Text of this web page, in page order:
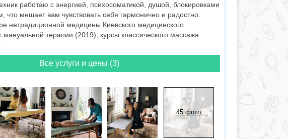
работаю с энергией, психосоматикой, душой, блокировками
что мешает вам чувствовать себя гармонично и радостно.
нетрадиционной медицины Киевского медицинского
мануальной терапии (2019), курсы классического массажа
Все услуги и цены (3)
45 фото